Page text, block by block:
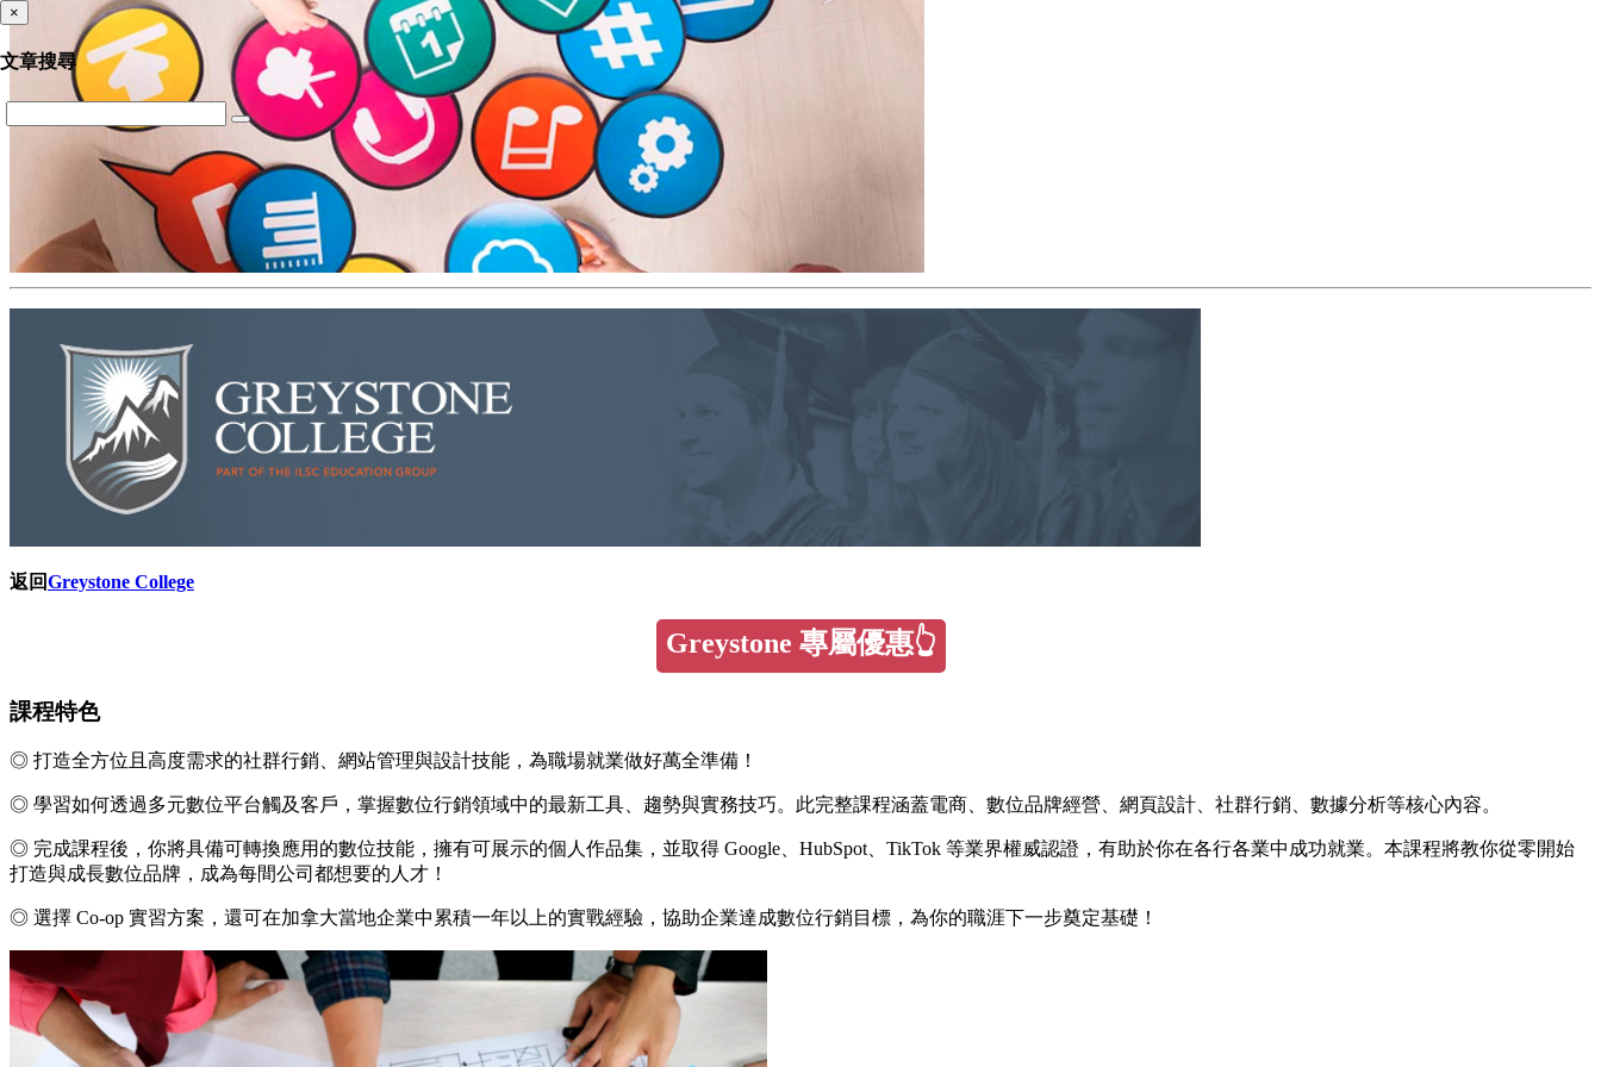
返回Greystone College
Greystone 專屬優惠👆
課程特色
◎ 打造全方位且高度需求的社群行銷、網站管理與設計技能，為職場就業做好萬全準備！
◎ 學習如何透過多元數位平台觸及客戶，掌握數位行銷領域中的最新工具、趨勢與實務技巧。此完整課程涵蓋電商、數位品牌經營、網頁設計、社群行銷、數據分析等核心內容。
◎ 完成課程後，你將具備可轉換應用的數位技能，擁有可展示的個人作品集，並取得 Google、HubSpot、TikTok 等業界權威認證，有助於你在各行各業中成功就業。本課程將教你從零開始
打造與成長數位品牌，成為每間公司都想要的人才！
◎ 選擇 Co-op 實習方案，還可在加拿大當地企業中累積一年以上的實戰經驗，協助企業達成數位行銷目標，為你的職涯下一步奠定基礎！
×
文章搜尋